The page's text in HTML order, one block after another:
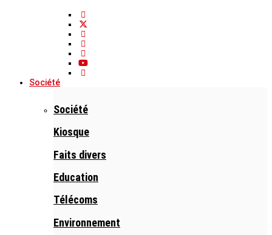
Société
Société
Kiosque
Faits divers
Education
Télécoms
Environnement